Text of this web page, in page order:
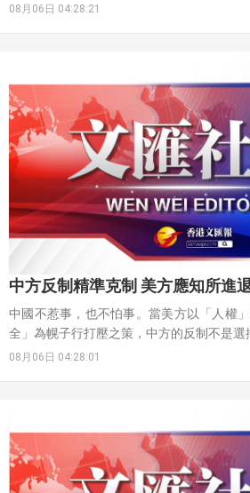
催化效能提升，研究成果發表於《自然》
及相對完善的科研資助體系，能加速科研
兩名青年學者榜上有名，其中一人於去年
電腦工程博士學位後來港發展，其論文迄
次，包括一篇在2020年關於利用人工智能
單篇獲超過1,000次引用。
08月06日 04:28:21
中方反制精準克制 美方應知所進
中國不惹事，也不怕事。當美方以「人權
全」為幌子行打壓之策，中方的反制不是選
08月06日 04:28:01